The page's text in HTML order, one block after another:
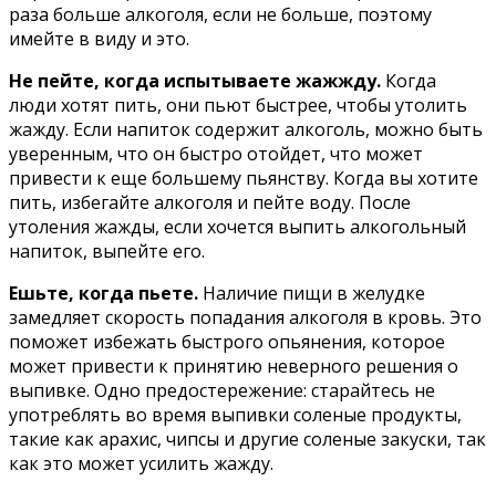
раза больше алкоголя, если не больше, поэтому
имейте в виду и это.
Не пейте, когда испытываете жажжду. Когда
люди хотят пить, они пьют быстрее, чтобы утолить
жажду. Если напиток содержит алкоголь, можно быть
уверенным, что он быстро отойдет, что может
привести к еще большему пьянству. Когда вы хотите
пить, избегайте алкоголя и пейте воду. После
утоления жажды, если хочется выпить алкогольный
напиток, выпейте его.
Ешьте, когда пьете. Наличие пищи в желудке
замедляет скорость попадания алкоголя в кровь. Это
поможет избежать быстрого опьянения, которое
может привести к принятию неверного решения о
выпивке. Одно предостережение: старайтесь не
употреблять во время выпивки соленые продукты,
такие как арахис, чипсы и другие соленые закуски, так
как это может усилить жажду.